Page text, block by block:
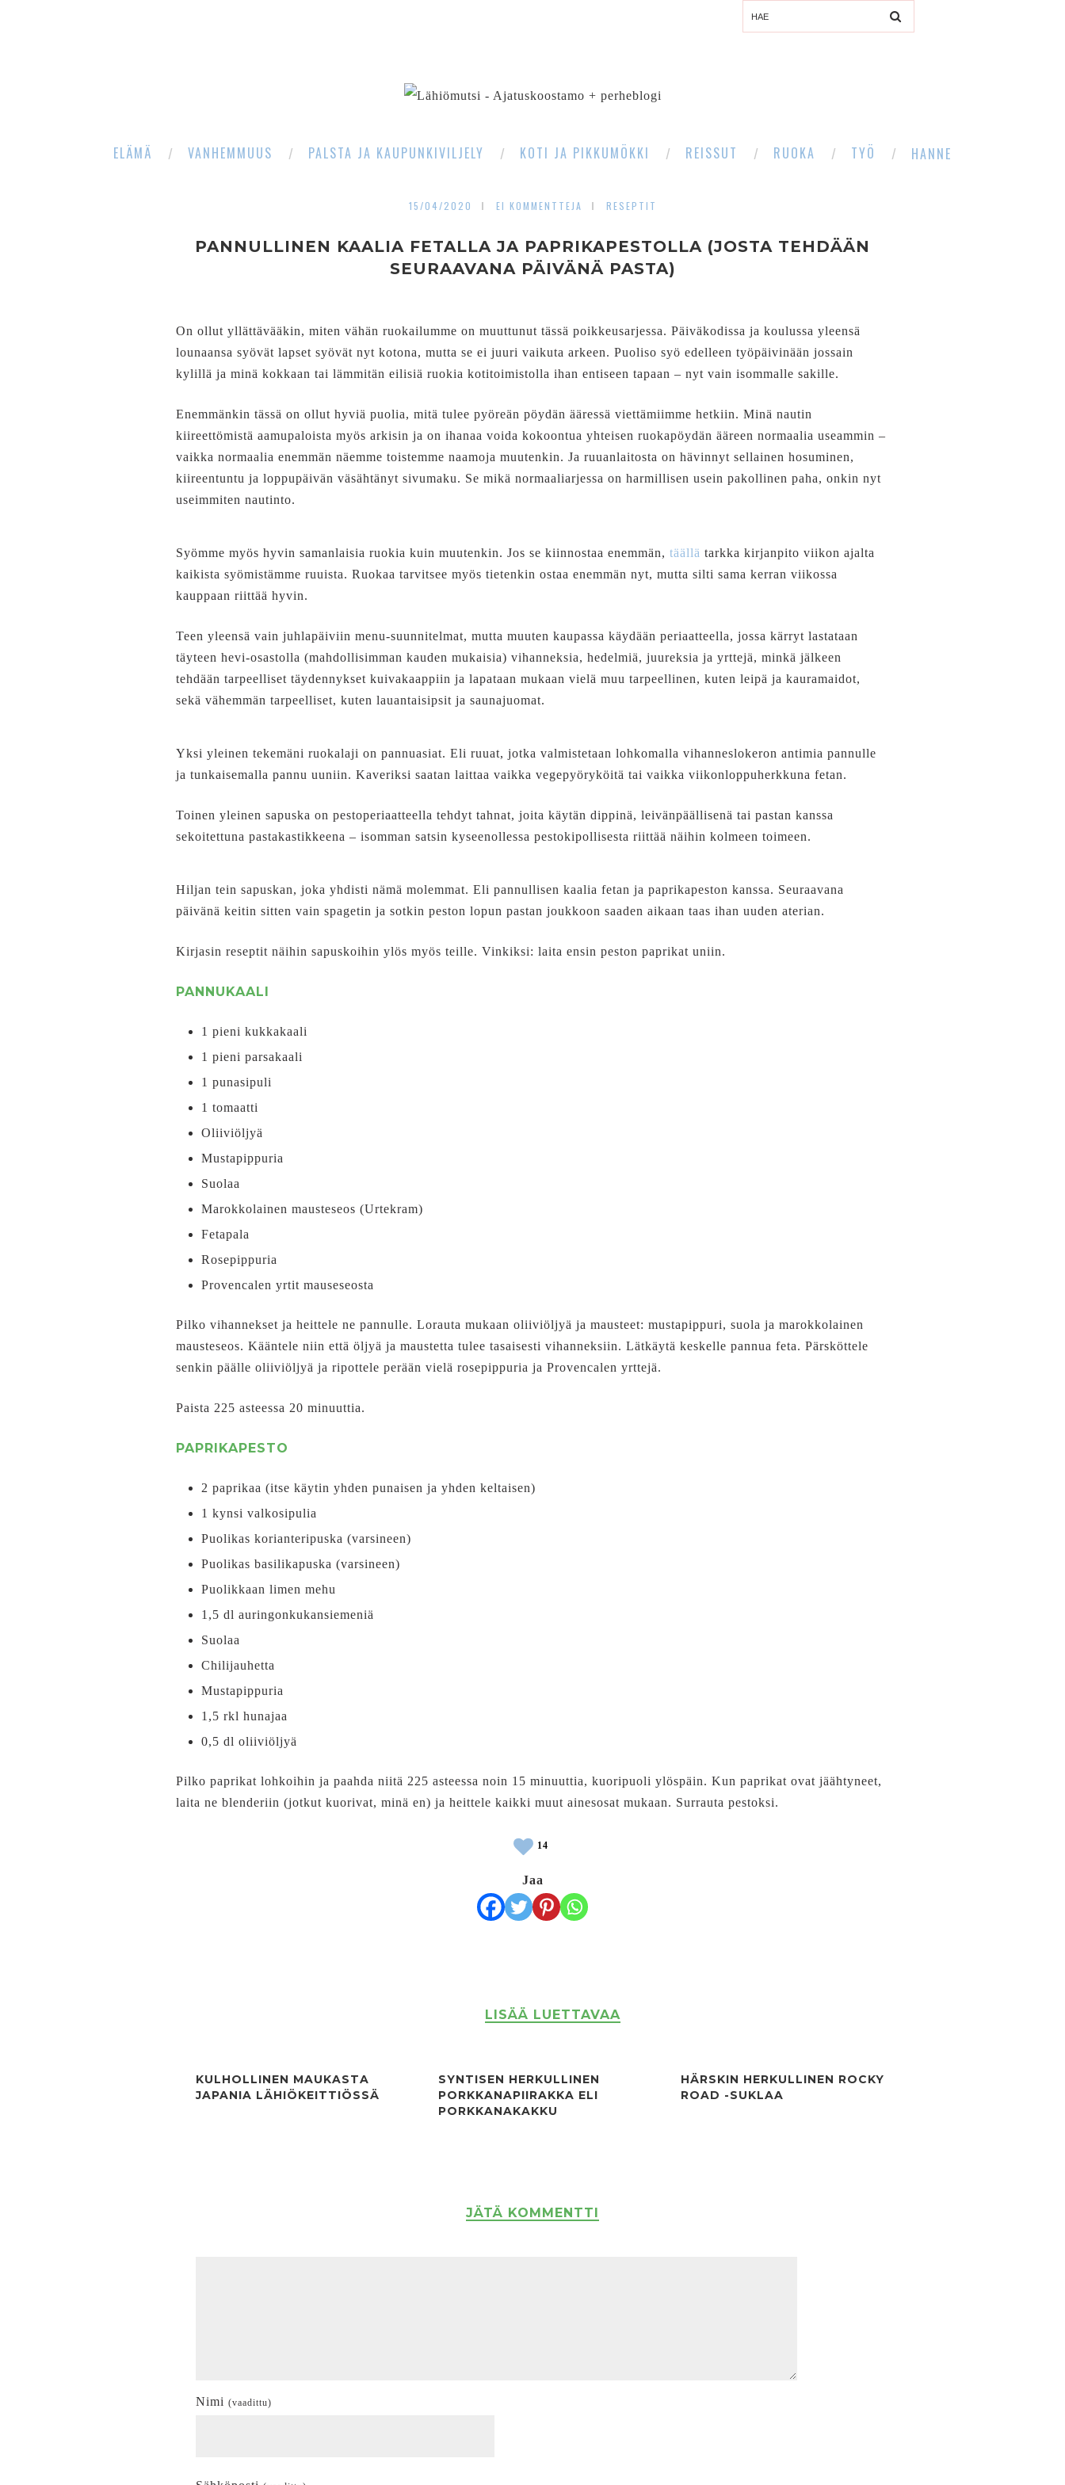
ELÄMÄ VANHEMMUUS PALSTA JA KAUPUNKIVILJELY KOTI JA PIKKUMÖKKI REISSUT RUOKA TYÖ HANNE
15/04/2020 EI KOMMENTTEJA RESEPTIT
PANNULLINEN KAALIA FETALLA JA PAPRIKAPESTOLLA (JOSTA TEHDÄÄN
SEURAAVANA PÄIVÄNÄ PASTA)
On ollut yllättävääkin, miten vähän ruokailumme on muuttunut tässä poikkeusarjessa. Päiväkodissa ja koulussa yleensä
lounaansa syövät lapset syövät nyt kotona, mutta se ei juuri vaikuta arkeen. Puoliso syö edelleen työpäivinään jossain
kylillä ja minä kokkaan tai lämmitän eilisiä ruokia kotitoimistolla ihan entiseen tapaan – nyt vain isommalle sakille.
Enemmänkin tässä on ollut hyviä puolia, mitä tulee pyöreän pöydän ääressä viettämiimme hetkiin. Minä nautin
kiireettömistä aamupaloista myös arkisin ja on ihanaa voida kokoontua yhteisen ruokapöydän ääreen normaalia useammin –
vaikka normaalia enemmän näemme toistemme naamoja muutenkin. Ja ruuanlaitosta on hävinnyt sellainen hosuminen,
kiireentuntu ja loppupäivän väsähtänyt sivumaku. Se mikä normaaliarjessa on harmillisen usein pakollinen paha, onkin nyt
useimmiten nautinto.
Syömme myös hyvin samanlaisia ruokia kuin muutenkin. Jos se kiinnostaa enemmän, täällä tarkka kirjanpito viikon ajalta
kaikista syömistämme ruuista. Ruokaa tarvitsee myös tietenkin ostaa enemmän nyt, mutta silti sama kerran viikossa
kauppaan riittää hyvin.
Teen yleensä vain juhlapäiviin menu-suunnitelmat, mutta muuten kaupassa käydään periaatteella, jossa kärryt lastataan
täyteen hevi-osastolla (mahdollisimman kauden mukaisia) vihanneksia, hedelmiä, juureksia ja yrttejä, minkä jälkeen
tehdään tarpeelliset täydennykset kuivakaappiin ja lapataan mukaan vielä muu tarpeellinen, kuten leipä ja kauramaidot,
sekä vähemmän tarpeelliset, kuten lauantaisipsit ja saunajuomat.
Yksi yleinen tekemäni ruokalaji on pannuasiat. Eli ruuat, jotka valmistetaan lohkomalla vihanneslokeron antimia pannulle
ja tunkaisemalla pannu uuniin. Kaveriksi saatan laittaa vaikka vegepyöryköitä tai vaikka viikonloppuherkkuna fetan.
Toinen yleinen sapuska on pestoperiaatteella tehdyt tahnat, joita käytän dippinä, leivänpäällisenä tai pastan kanssa
sekoitettuna pastakastikkeena – isomman satsin kyseenollessa pestokipollisesta riittää näihin kolmeen toimeen.
Hiljan tein sapuskan, joka yhdisti nämä molemmat. Eli pannullisen kaalia fetan ja paprikapeston kanssa. Seuraavana
päivänä keitin sitten vain spagetin ja sotkin peston lopun pastan joukkoon saaden aikaan taas ihan uuden aterian.
Kirjasin reseptit näihin sapuskoihin ylös myös teille. Vinkiksi: laita ensin peston paprikat uniin.
PANNUKAALI
1 pieni kukkakaali
1 pieni parsakaali
1 punasipuli
1 tomaatti
Oliiviöljyä
Mustapippuria
Suolaa
Marokkolainen mausteseos (Urtekram)
Fetapala
Rosepippuria
Provencalen yrtit mauseseosta
Pilko vihannekset ja heittele ne pannulle. Lorauta mukaan oliiviöljyä ja mausteet: mustapippuri, suola ja marokkolainen
mausteseos. Kääntele niin että öljyä ja maustetta tulee tasaisesti vihanneksiin. Lätkäytä keskelle pannua feta. Pärsköttele
senkin päälle oliiviöljyä ja ripottele perään vielä rosepippuria ja Provencalen yrttejä.
Paista 225 asteessa 20 minuuttia.
PAPRIKAPESTO
2 paprikaa (itse käytin yhden punaisen ja yhden keltaisen)
1 kynsi valkosipulia
Puolikas korianteripuska (varsineen)
Puolikas basilikapuska (varsineen)
Puolikkaan limen mehu
1,5 dl auringonkukansiemeniä
Suolaa
Chilijauhetta
Mustapippuria
1,5 rkl hunajaa
0,5 dl oliiviöljyä
Pilko paprikat lohkoihin ja paahda niitä 225 asteessa noin 15 minuuttia, kuoripuoli ylöspäin. Kun paprikat ovat jäähtyneet,
laita ne blenderiin (jotkut kuorivat, minä en) ja heittele kaikki muut ainesosat mukaan. Surrauta pestoksi.
14
Jaa
LISÄÄ LUETTAVAA
KULHOLLINEN MAUKASTA
JAPANIA LÄHIÖKEITTIÖSSÄ
SYNTISEN HERKULLINEN
PORKKANAPIIRAKKA ELI
PORKKANAKAKKU
HÄRSKIN HERKULLINEN ROCKY
ROAD -SUKLAA
JÄTÄ KOMMENTTI
Nimi (vaadittu)